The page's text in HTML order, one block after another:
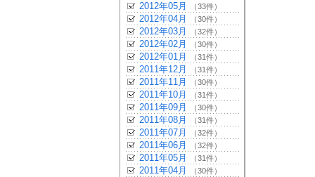
2012年05月 （33件）
2012年04月 （30件）
2012年03月 （32件）
2012年02月 （30件）
2012年01月 （31件）
2011年12月 （31件）
2011年11月 （30件）
2011年10月 （31件）
2011年09月 （30件）
2011年08月 （31件）
2011年07月 （32件）
2011年06月 （32件）
2011年05月 （31件）
2011年04月 （30件）